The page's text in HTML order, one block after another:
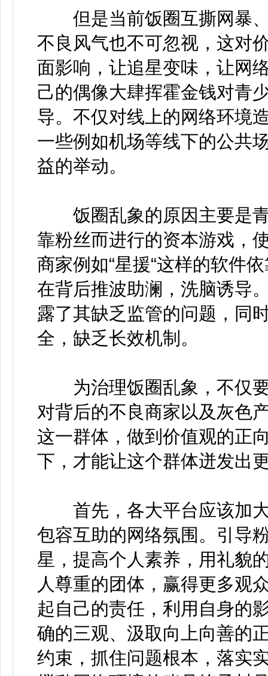
但是当前饭圈互撕网暴、
不良风气也不可忽视，这对
面影响，让追星变味，让网
己的偶像大肆挥霍金钱对青
导。不仅对线上的网络环境
一些例如机场等线下的公共
益的举动。
饭圈乱象的原因主要是青
靠粉丝而进行的资本游戏，
商家例如“星援“这样的软件
在背后推波助澜，洗脑诱导
露了其缺乏监管的问题，同
全，缺乏长效机制。
为治理饭圈乱象，不仅要
对背后的不良商家以及灰色
这一群体，做到价值观的正
下，才能让这个群体迸发出
首先，各大平台应该加大
包容互助的网络氛围。引导
星，提高个人素养，用礼貌
人尊重的团体，赢得更多观
起自己的责任，利用自身的
确的三观、汲取向上向善的
约束，抓住问题根本，落实